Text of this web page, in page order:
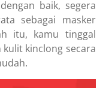
baik, segera
sebagai masker
itu, kamu tinggal
kinclong secara